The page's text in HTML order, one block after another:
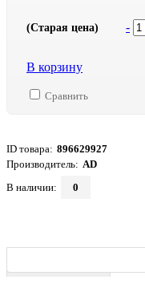
(Старая цена) -
В корзину
Сравнить
ID товара: 896629927
Производитель: AD
В наличии:
0